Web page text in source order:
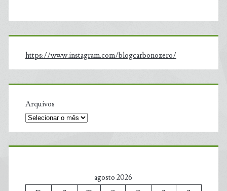
https://www.instagram.com/blogcarbonozero/
Arquivos
agosto 2026